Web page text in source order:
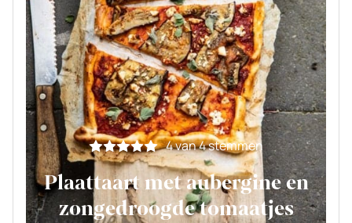
4van4stemmen
Plaattaart met aubergine en
zongedroogde tomaatjes